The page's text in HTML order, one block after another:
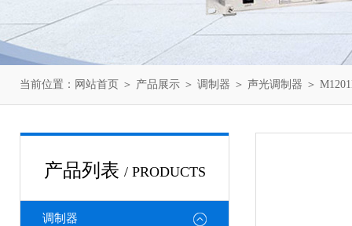
当前位置： 网站首页 ＞ 产品展示 ＞ 调制器 ＞ 声光调制器 ＞
产品列表 / PRODUCTS
调制器